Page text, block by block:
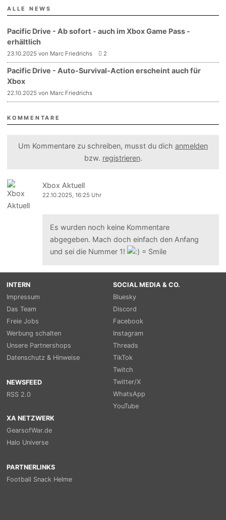
ALLE NEWS
Pacific Drive - Ab sofort - auch im Xbox Game Pass -
erhältlich
23.10.2025 von Marc Friedrichs 2
Pacific Drive - Auto-Survival-Action erscheint auch für
Xbox
22.10.2025 von Marc Friedrichs
KOMMENTARE
Um Kommentare zu schreiben, musst du dich anmelden
bzw. registrieren.
Xbox Aktuell
22.10.2025, 16:25 Uhr
Es wurden noch keine Kommentare
abgegeben. Mach doch einfach den Anfang
und sei die Nummer 1!
INTERN
Impressum
Das Team
Freie Jobs
Werbung schalten
Unsere Partnershops
Datenschutz & Hinweise
NEWSFEED
RSS 2.0
SOCIAL MEDIA & CO.
Bluesky
Discord
Facebook
Instagram
Threads
TikTok
Twitch
Twitter/X
WhatsApp
YouTube
XA NETZWERK
GearsofWar.de
Halo Universe
PARTNERLINKS
Football Snack Helme